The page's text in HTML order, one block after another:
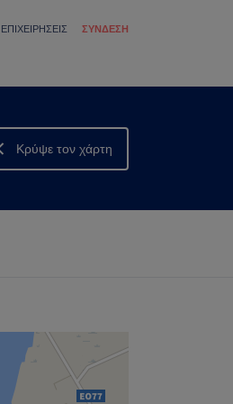
ΕΠΙΧΕΙΡΉΣΕΙΣ ΣΎΝΔΕΣΗ
Κρύψε τον χάρτη
Δες τον χάρτη